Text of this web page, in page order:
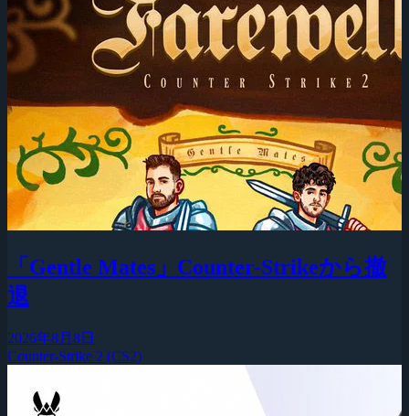
「Gentle Mates」Counter-Strikeから撤
退
2026年8月8日
Counter-Strike 2 (CS2)